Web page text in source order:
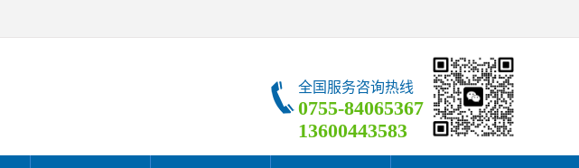
全国服务咨询热线
0755-84065367
13600443583